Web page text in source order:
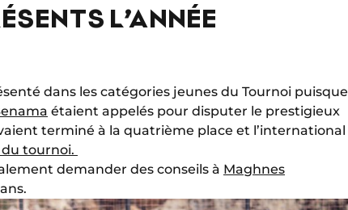
L’ANNÉE
dans les catégories jeunes du Tournoi puisque
étaient appelés pour disputer le prestigieux
terminé à la quatrième place et l’international
tournoi.
demander des conseils à Maghnes